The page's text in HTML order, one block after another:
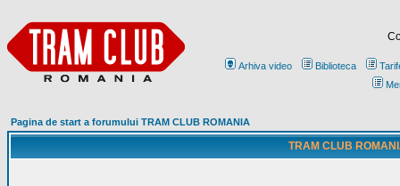
Arhiva video Biblioteca
Pagina de start a forumului TRAM CLUB ROMANIA
TRAM CLUB